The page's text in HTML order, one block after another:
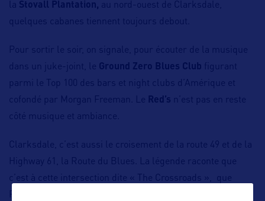
la Stovall Plantation, au nord-ouest de Clarksdale,
quelques cabanes tiennent toujours debout.
Pour sortir le soir, on signale, pour écouter de la musique
dans un juke-joint, le Ground Zero Blues Club
figurant
parmi le Top 100 des bars et night clubs d’Amérique et
cofondé par Morgan Freeman. Le Red’s n’est pas en reste
côté musique et ambiance.
Clarksdale, c’est aussi le croisement de la route 49 et de la
Highway 61, la Route du Blues. La légende raconte que
c’est à cette intersection dite « The Crossroads », que
Robert Johnson, célèbre musicien considéré comme l’un